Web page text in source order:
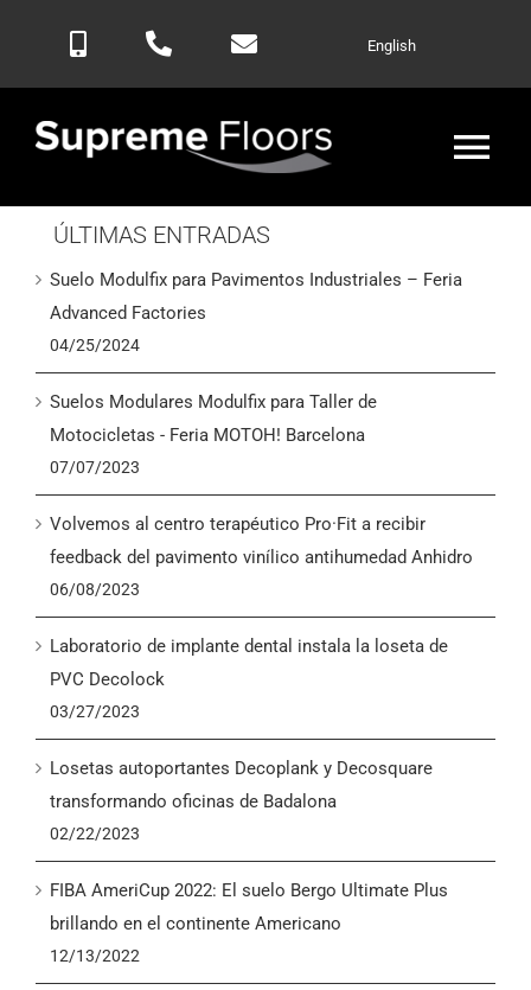
English
Inicio
Productos
Contactar
English
ÚLTIMAS ENTRADAS
Suelo Modulfix para Pavimentos Industriales – Feria
Advanced Factories
04/25/2024
Suelos Modulares Modulfix para Taller de
Motocicletas - Feria MOTOH! Barcelona
07/07/2023
Volvemos al centro terapéutico Pro·Fit a recibir
feedback del pavimento vinílico antihumedad Anhidro
06/08/2023
Laboratorio de implante dental instala la loseta de
PVC Decolock
03/27/2023
Losetas autoportantes Decoplank y Decosquare
transformando oficinas de Badalona
02/22/2023
FIBA AmeriCup 2022: El suelo Bergo Ultimate Plus
brillando en el continente Americano
12/13/2022